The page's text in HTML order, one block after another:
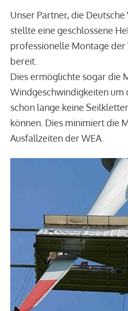
Unser Partner, die
stellte eine geschlossene
professionelle Montage der
bereit.
Dies ermöglichte sogar die
Windgeschwindigkeiten um
schon lange keine
können. Dies minimiert die
Ausfallzeiten der WEA.